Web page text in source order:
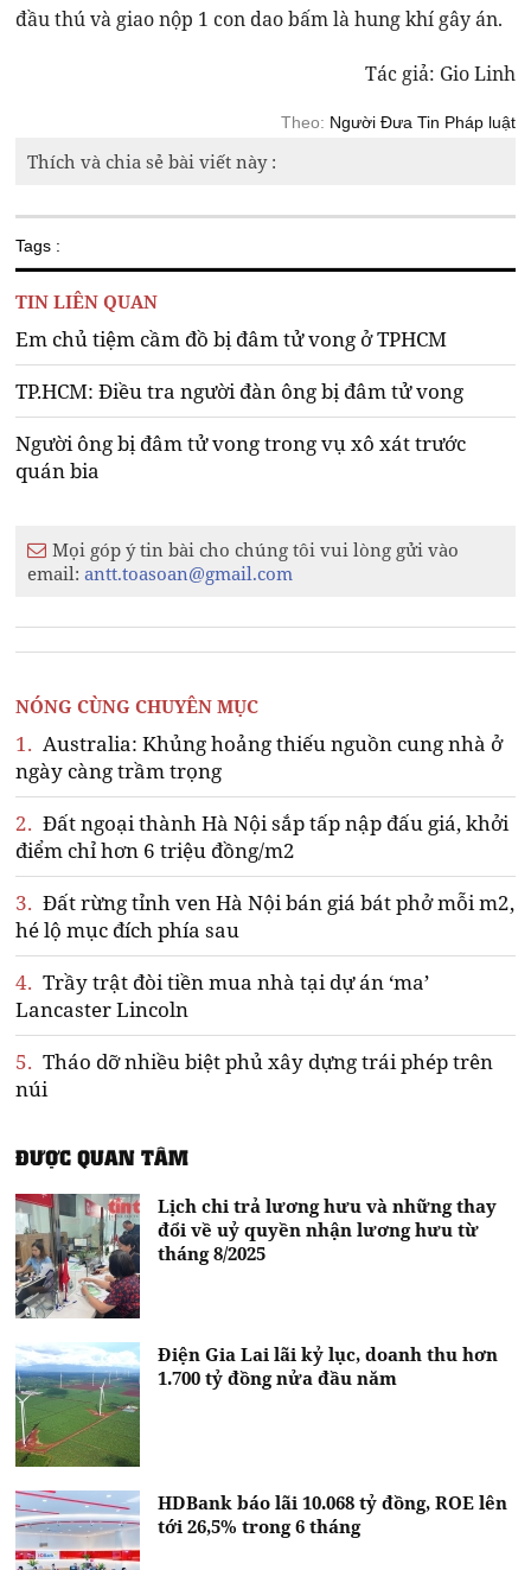
đầu thú và giao nộp 1 con dao bấm là hung khí gây án.
Tác giả: Gio Linh
Theo: Người Đưa Tin Pháp luật
Thích và chia sẻ bài viết này :
Tags :
TIN LIÊN QUAN
Em chủ tiệm cầm đồ bị đâm tử vong ở TPHCM
TP.HCM: Điều tra người đàn ông bị đâm tử vong
Người ông bị đâm tử vong trong vụ xô xát trước
quán bia
Mọi góp ý tin bài cho chúng tôi vui lòng gửi vào
email:antt.toasoan@gmail.com
NÓNG CÙNG CHUYÊN MỤC
1. Australia: Khủng hoảng thiếu nguồn cung nhà ở
ngày càng trầm trọng
2. Đất ngoại thành Hà Nội sắp tấp nập đấu giá, khởi
điểm chỉ hơn 6 triệu đồng/m2
3. Đất rừng tỉnh ven Hà Nội bán giá bát phở mỗi m2,
hé lộ mục đích phía sau
4. Trầy trật đòi tiền mua nhà tại dự án ‘ma’
Lancaster Lincoln
5. Tháo dỡ nhiều biệt phủ xây dựng trái phép trên
núi
ĐƯỢC QUAN TÂM
Lịch chi trả lương hưu và những thay
đổi về uỷ quyền nhận lương hưu từ
tháng 8/2025
Điện Gia Lai lãi kỷ lục, doanh thu hơn
1.700 tỷ đồng nửa đầu năm
HDBank báo lãi 10.068 tỷ đồng, ROE lên
tới 26,5% trong 6 tháng